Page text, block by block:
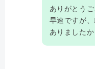
ありがとうご
早速ですが
ありましたか